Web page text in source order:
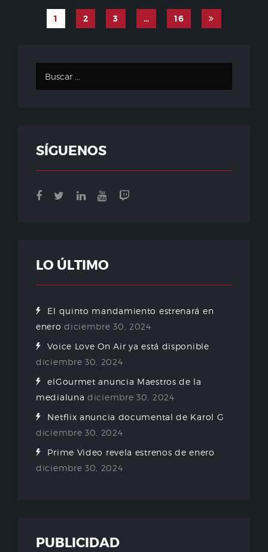
1 2 3 … 16
SÍGUENOS
LO ÚLTIMO
El quinto mandamiento estrenará en
enero diciembre 30, 2024
Voice Love On Air ya está disponible
diciembre 30, 2024
elGourmet anuncia Maestros de la
medialuna diciembre 30, 2024
Netflix anuncia documental de Karol G
diciembre 30, 2024
Prime Video revela estrenos de enero
diciembre 30, 2024
PUBLICIDAD